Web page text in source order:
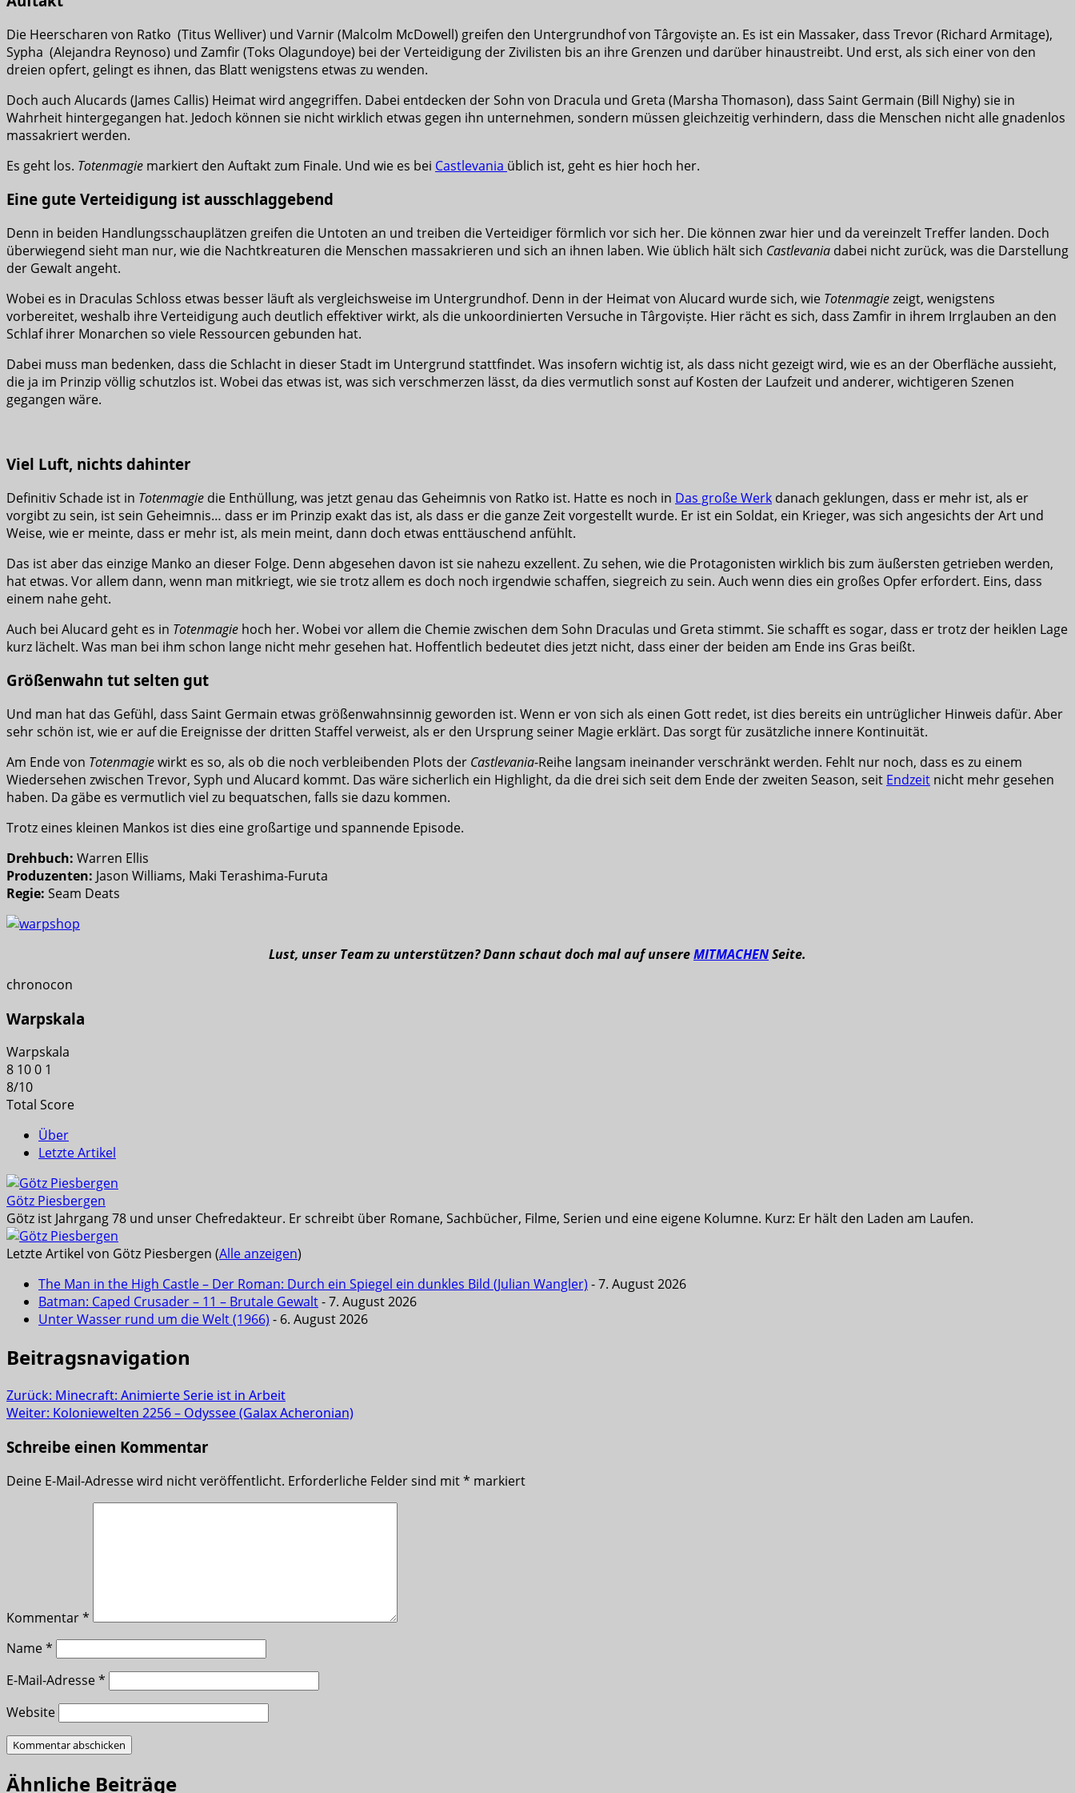
Die Heerscharen von Ratko (Titus Welliver) und Varnir (Malcolm McDowell) greifen den Untergrundhof von Târgoviște an. Es ist ein Massaker, dass Trevor (Richard Armitage),
Sypha (Alejandra Reynoso) und Zamfir (Toks Olagundoye) bei der Verteidigung der Zivilisten bis an ihre Grenzen und darüber hinaustreibt. Und erst, als sich einer von den
dreien opfert, gelingt es ihnen, das Blatt wenigstens etwas zu wenden.
Doch auch Alucards (James Callis) Heimat wird angegriffen. Dabei entdecken der Sohn von Dracula und Greta (Marsha Thomason), dass Saint Germain (Bill Nighy) sie in
Wahrheit hintergegangen hat. Jedoch können sie nicht wirklich etwas gegen ihn unternehmen, sondern müssen gleichzeitig verhindern, dass die Menschen nicht alle gnadenlos
massakriert werden.
Es geht los. Totenmagie markiert den Auftakt zum Finale. Und wie es bei Castlevania üblich ist, geht es hier hoch her.
Eine gute Verteidigung ist ausschlaggebend
Denn in beiden Handlungsschauplätzen greifen die Untoten an und treiben die Verteidiger förmlich vor sich her. Die können zwar hier und da vereinzelt Treffer landen. Doch
überwiegend sieht man nur, wie die Nachtkreaturen die Menschen massakrieren und sich an ihnen laben. Wie üblich hält sich Castlevania dabei nicht zurück, was die Darstellung
der Gewalt angeht.
Wobei es in Draculas Schloss etwas besser läuft als vergleichsweise im Untergrundhof. Denn in der Heimat von Alucard wurde sich, wie Totenmagiezeigt, wenigstens
vorbereitet, weshalb ihre Verteidigung auch deutlich effektiver wirkt, als die unkoordinierten Versuche in Târgoviște. Hier rächt es sich, dass Zamfir in ihrem Irrglauben an den
Schlaf ihrer Monarchen so viele Ressourcen gebunden hat.
Dabei muss man bedenken, dass die Schlacht in dieser Stadt im Untergrund stattfindet. Was insofern wichtig ist, als dass nicht gezeigt wird, wie es an der Oberfläche aussieht,
die ja im Prinzip völlig schutzlos ist. Wobei das etwas ist, was sich verschmerzen lässt, da dies vermutlich sonst auf Kosten der Laufzeit und anderer, wichtigeren Szenen
gegangen wäre.
Viel Luft, nichts dahinter
Definitiv Schade ist in Totenmagie die Enthüllung, was jetzt genau das Geheimnis von Ratko ist. Hatte es noch in Das große Werk danach geklungen, dass er mehr ist, als er
vorgibt zu sein, ist sein Geheimnis… dass er im Prinzip exakt das ist, als dass er die ganze Zeit vorgestellt wurde. Er ist ein Soldat, ein Krieger, was sich angesichts der Art und
Weise, wie er meinte, dass er mehr ist, als mein meint, dann doch etwas enttäuschend anfühlt.
Das ist aber das einzige Manko an dieser Folge. Denn abgesehen davon ist sie nahezu exzellent. Zu sehen, wie die Protagonisten wirklich bis zum äußersten getrieben werden,
hat etwas. Vor allem dann, wenn man mitkriegt, wie sie trotz allem es doch noch irgendwie schaffen, siegreich zu sein. Auch wenn dies ein großes Opfer erfordert. Eins, dass
einem nahe geht.
Auch bei Alucard geht es in Totenmagie hoch her. Wobei vor allem die Chemie zwischen dem Sohn Draculas und Greta stimmt. Sie schafft es sogar, dass er trotz der heiklen Lage
kurz lächelt. Was man bei ihm schon lange nicht mehr gesehen hat. Hoffentlich bedeutet dies jetzt nicht, dass einer der beiden am Ende ins Gras beißt.
Größenwahn tut selten gut
Und man hat das Gefühl, dass Saint Germain etwas größenwahnsinnig geworden ist. Wenn er von sich als einen Gott redet, ist dies bereits ein untrüglicher Hinweis dafür. Aber
sehr schön ist, wie er auf die Ereignisse der dritten Staffel verweist, als er den Ursprung seiner Magie erklärt. Das sorgt für zusätzliche innere Kontinuität.
Am Ende von Totenmagiewirkt es so, als ob die noch verbleibenden Plots der Castlevania-Reihe langsam ineinander verschränkt werden. Fehlt nur noch, dass es zu einem
Wiedersehen zwischen Trevor, Syph und Alucard kommt. Das wäre sicherlich ein Highlight, da die drei sich seit dem Ende der zweiten Season, seit Endzeit nicht mehr gesehen
haben. Da gäbe es vermutlich viel zu bequatschen, falls sie dazu kommen.
Trotz eines kleinen Mankos ist dies eine großartige und spannende Episode.
Drehbuch: Warren Ellis
Produzenten: Jason Williams, Maki Terashima-Furuta
Regie: Seam Deats
Lust, unser Team zu unterstützen? Dann schaut doch mal auf unsereMITMACHENSeite.
chronocon
Warpskala
Warpskala
8 100 1
8/10
Total Score
Über
Letzte Artikel
Götz Piesbergen
Götz ist Jahrgang 78 und unser Chefredakteur. Er schreibt über Romane, Sachbücher, Filme, Serien und eine eigene Kolumne. Kurz: Er hält den Laden am Laufen.
Letzte Artikel von Götz Piesbergen (Alle anzeigen)
The Man in the High Castle – Der Roman: Durch ein Spiegel ein dunkles Bild (Julian Wangler) - 7. August 2026
Batman: Caped Crusader – 11 – Brutale Gewalt- 7. August 2026
Unter Wasser rund um die Welt (1966) - 6. August 2026
Beitragsnavigation
Zurück: Minecraft: Animierte Serie ist in Arbeit
Weiter: Koloniewelten 2256 – Odyssee (Galax Acheronian)
Schreibe einen Kommentar
Deine E-Mail-Adresse wird nicht veröffentlicht. Erforderliche Felder sind mit* markiert
Kommentar*
Name*
E-Mail-Adresse*
Website
Ähnliche Beiträge